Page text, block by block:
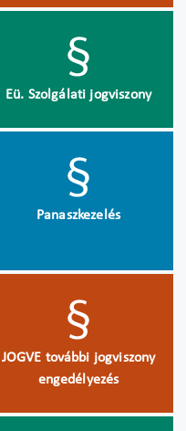
Eü. Szolgálati jogviszony
Panaszkezelés
JOGVE további jogviszony
engedélyezés